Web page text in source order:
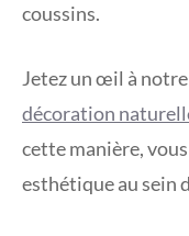
coussins.
Jetez un œil à
décoration
cette manière,
esthétique au sein